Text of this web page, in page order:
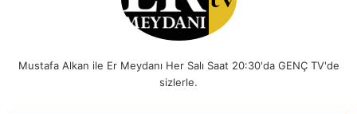
Mustafa Alkan ile Er Meydanı Her Salı Saat 20:30'da GENÇ TV'de
sizlerle.